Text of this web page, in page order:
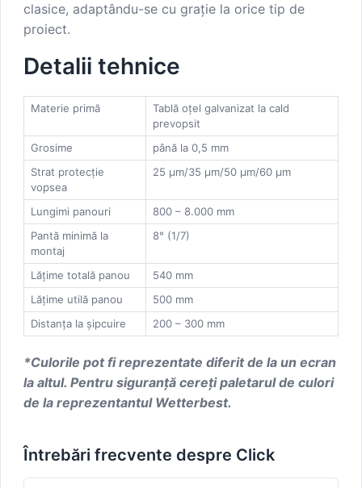
clasice, adaptându-se cu grație la orice tip de
proiect.
Detalii tehnice
Materie primă
Tablă oţel galvanizat la cald
prevopsit
Grosime
până la 0,5 mm
Strat protecție
vopsea
25 μm/35 μm/50 μm/60 μm
Lungimi panouri
800 – 8.000 mm
Pantă minimă la
montaj
8° (1/7)
Lăţime totală panou
540 mm
Lăţime utilă panou
500 mm
Distanţa la şipcuire
200 – 300 mm
*Culorile pot fi reprezentate diferit de la un ecran
la altul. Pentru siguranţă cereţi paletarul de culori
de la reprezentantul Wetterbest.
Întrebări frecvente despre Click